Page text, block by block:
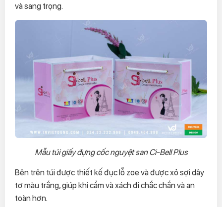
và sang trọng.
Mẫu túi giấy đựng cốc nguyệt san Ci-Bell Plus
Bên trên túi được thiết kế đục lỗ zoe và được xỏ sợi dây
tơ màu trắng, giúp khi cầm và xách đi chắc chắn và an
toàn hơn.